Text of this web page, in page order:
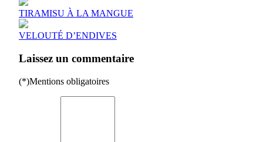
TIRAMISU À LA MANGUE
VELOUTÉ D’ENDIVES
Laissez un commentaire
(*)Mentions obligatoires